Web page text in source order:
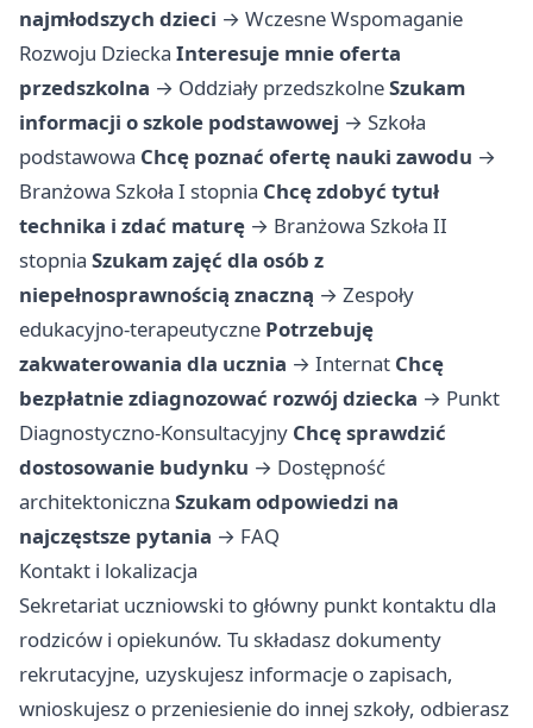
najmłodszych dzieci → Wczesne Wspomaganie
Rozwoju Dziecka Interesuje mnie oferta
przedszkolna → Oddziały przedszkolneSzukam
informacji o szkole podstawowej → Szkoła
podstawowa Chcę poznać ofertę nauki zawodu →
Branżowa Szkoła I stopnia Chcę zdobyć tytuł
technika i zdać maturę → Branżowa Szkoła II
stopnia Szukam zajęć dla osób z
niepełnosprawnością znaczną → Zespoły
edukacyjno-terapeutyczne Potrzebuję
zakwaterowania dla ucznia → Internat Chcę
bezpłatnie zdiagnozować rozwój dziecka → Punkt
Diagnostyczno-Konsultacyjny Chcę sprawdzić
dostosowanie budynku → Dostępność
architektoniczna Szukam odpowiedzi na
najczęstsze pytania → FAQ
Kontakt i lokalizacja
Sekretariat uczniowski to główny punkt kontaktu dla
rodziców i opiekunów. Tu składasz dokumenty
rekrutacyjne, uzyskujesz informacje o zapisach,
wnioskujesz o przeniesienie do innej szkoły, odbierasz